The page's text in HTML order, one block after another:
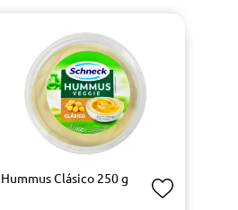
Hummus Clásico 250 g